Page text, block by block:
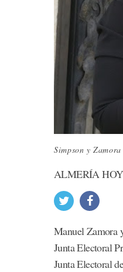
Simpson y Zamora
ALMERÍA HOY
Manuel Zamora
Junta Electoral
Junta Electoral